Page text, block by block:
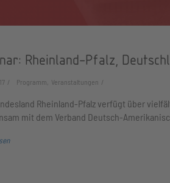
Rheinland-Pfalz,
Programm, Veranstaltungen
Rheinland-Pfalz verfügt über
mit dem Verband Deutsch-